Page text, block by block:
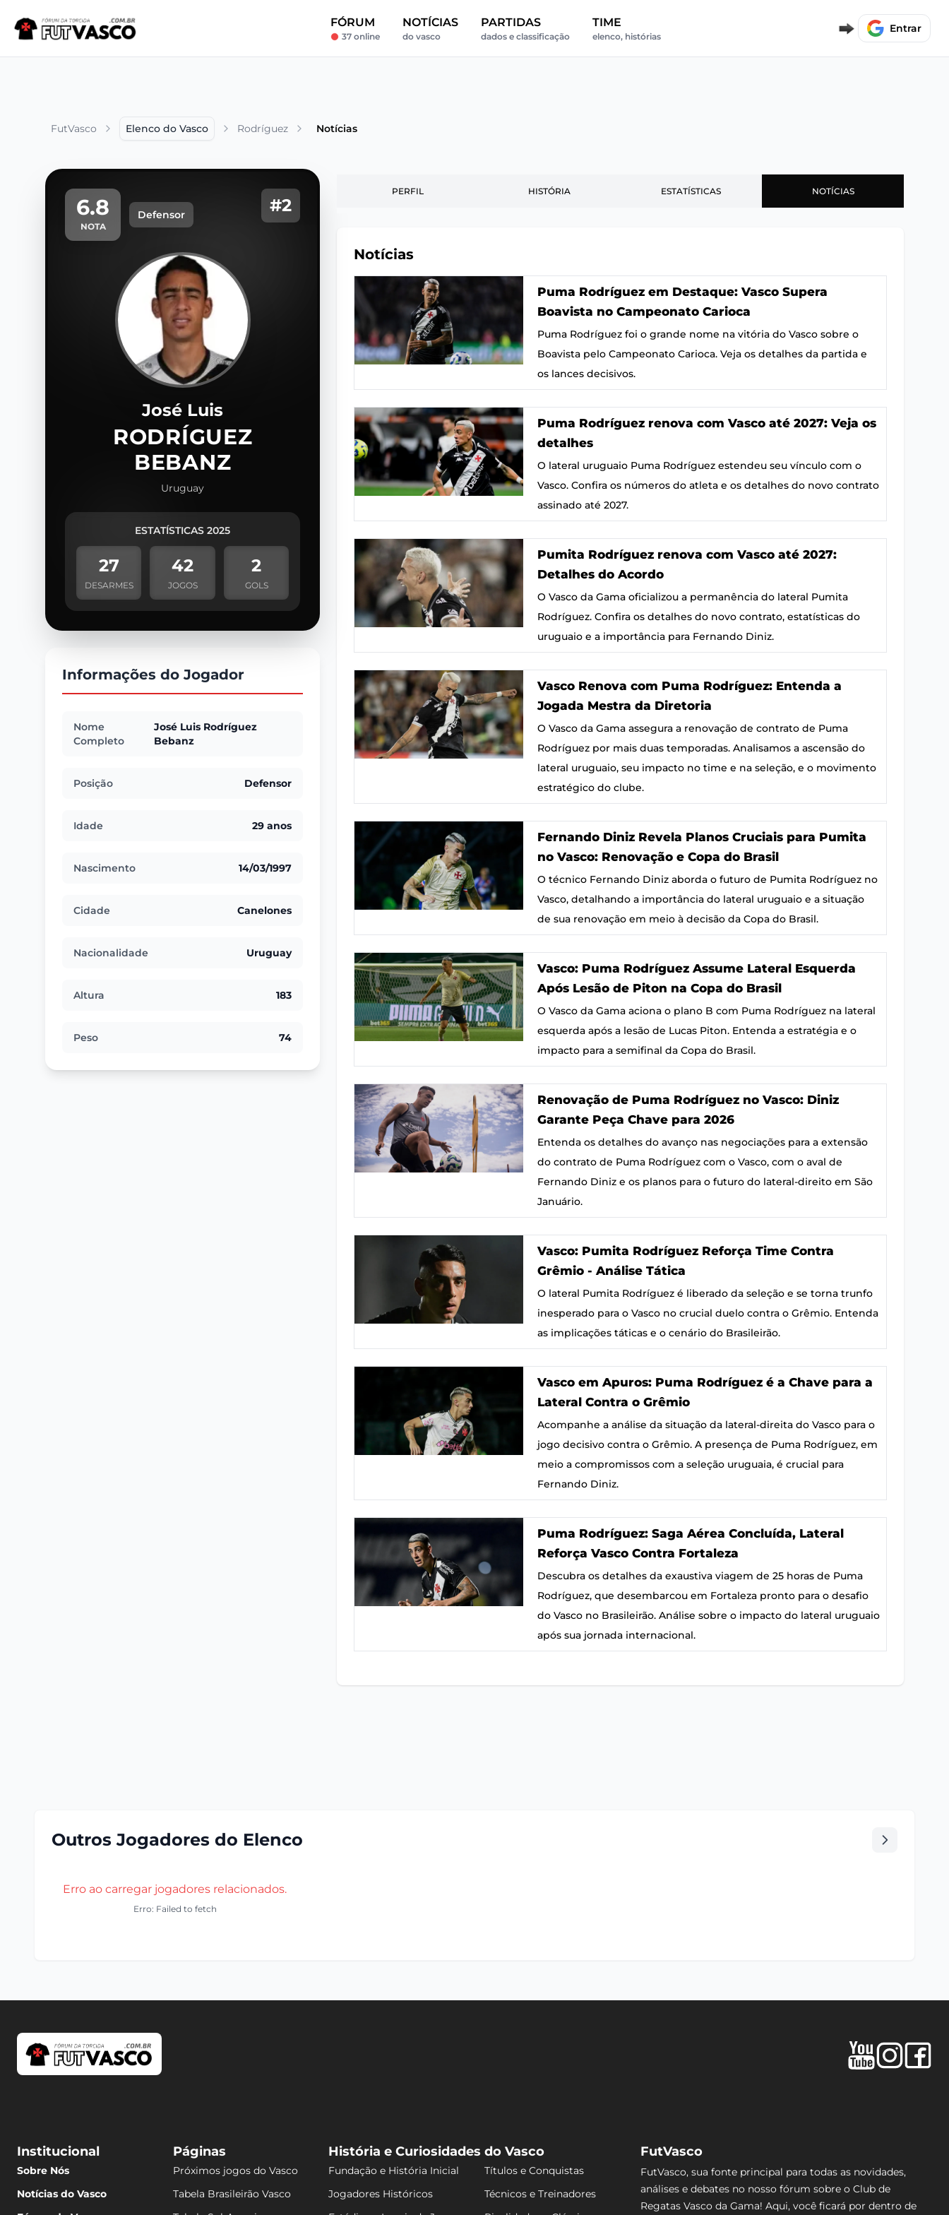
FÓRUM
37 online
NOTÍCIAS
do vasco
PARTIDAS
dados e classificação
TIME
elenco, histórias
Entrar
FutVasco Elenco do Vasco Rodríguez Notícias
6.8
NOTA
Defensor #2
José Luis
RODRÍGUEZ
BEBANZ
Uruguay
ESTATÍSTICAS 2025
27
DESARMES
42
JOGOS
2
GOLS
Informações do Jogador
Nome
Completo
José Luis Rodríguez
Bebanz
Posição Defensor
Idade 29 anos
Nascimento 14/03/1997
Cidade Canelones
Nacionalidade Uruguay
Altura 183
Peso 74
PERFIL HISTÓRIA ESTATÍSTICAS NOTÍCIAS
Notícias
Puma Rodríguez em Destaque: Vasco Supera
Boavista no Campeonato Carioca
Puma Rodríguez foi o grande nome na vitória do Vasco sobre o
Boavista pelo Campeonato Carioca. Veja os detalhes da partida e
os lances decisivos.
Puma Rodríguez renova com Vasco até 2027: Veja os
detalhes
O lateral uruguaio Puma Rodríguez estendeu seu vínculo com o
Vasco. Confira os números do atleta e os detalhes do novo contrato
assinado até 2027.
Pumita Rodríguez renova com Vasco até 2027:
Detalhes do Acordo
O Vasco da Gama oficializou a permanência do lateral Pumita
Rodríguez. Confira os detalhes do novo contrato, estatísticas do
uruguaio e a importância para Fernando Diniz.
Vasco Renova com Puma Rodríguez: Entenda a
Jogada Mestra da Diretoria
O Vasco da Gama assegura a renovação de contrato de Puma
Rodríguez por mais duas temporadas. Analisamos a ascensão do
lateral uruguaio, seu impacto no time e na seleção, e o movimento
estratégico do clube.
Fernando Diniz Revela Planos Cruciais para Pumita
no Vasco: Renovação e Copa do Brasil
O técnico Fernando Diniz aborda o futuro de Pumita Rodríguez no
Vasco, detalhando a importância do lateral uruguaio e a situação
de sua renovação em meio à decisão da Copa do Brasil.
Vasco: Puma Rodríguez Assume Lateral Esquerda
Após Lesão de Piton na Copa do Brasil
O Vasco da Gama aciona o plano B com Puma Rodríguez na lateral
esquerda após a lesão de Lucas Piton. Entenda a estratégia e o
impacto para a semifinal da Copa do Brasil.
Renovação de Puma Rodríguez no Vasco: Diniz
Garante Peça Chave para 2026
Entenda os detalhes do avanço nas negociações para a extensão
do contrato de Puma Rodríguez com o Vasco, com o aval de
Fernando Diniz e os planos para o futuro do lateral-direito em São
Januário.
Vasco: Pumita Rodríguez Reforça Time Contra
Grêmio - Análise Tática
O lateral Pumita Rodríguez é liberado da seleção e se torna trunfo
inesperado para o Vasco no crucial duelo contra o Grêmio. Entenda
as implicações táticas e o cenário do Brasileirão.
Vasco em Apuros: Puma Rodríguez é a Chave para a
Lateral Contra o Grêmio
Acompanhe a análise da situação da lateral-direita do Vasco para o
jogo decisivo contra o Grêmio. A presença de Puma Rodríguez, em
meio a compromissos com a seleção uruguaia, é crucial para
Fernando Diniz.
Puma Rodríguez: Saga Aérea Concluída, Lateral
Reforça Vasco Contra Fortaleza
Descubra os detalhes da exaustiva viagem de 25 horas de Puma
Rodríguez, que desembarcou em Fortaleza pronto para o desafio
do Vasco no Brasileirão. Análise sobre o impacto do lateral uruguaio
após sua jornada internacional.
Outros Jogadores do Elenco
Erro ao carregar jogadores relacionados.
Erro: Failed to fetch
Institucional
Sobre Nós
Notícias do Vasco
Páginas
Próximos jogos do Vasco
Tabela Brasileirão Vasco
História e Curiosidades do Vasco
Fundação e História Inicial
Títulos e Conquistas
Jogadores Históricos
Técnicos e Treinadores
FutVasco
FutVasco, sua fonte principal para todas as novidades,
análises e debates no nosso fórum sobre o Club de
Regatas Vasco da Gama! Aqui, você ficará por dentro de